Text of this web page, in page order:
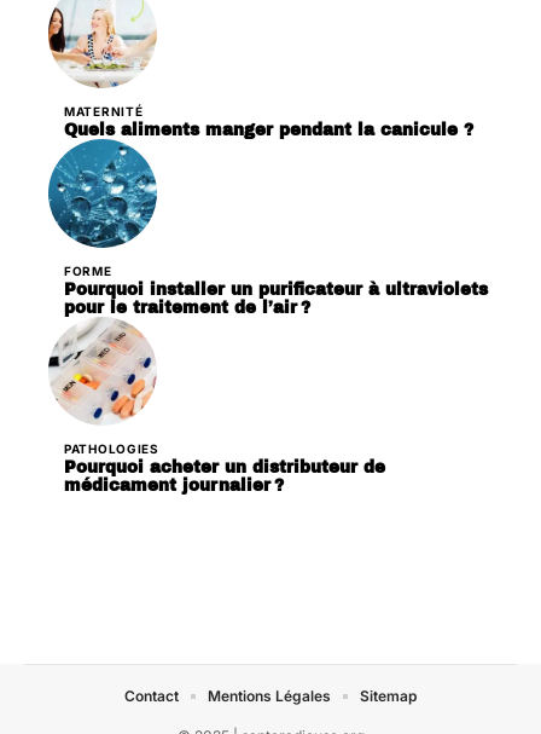
MATERNITÉ
Quels aliments manger pendant la canicule ?
FORME
Pourquoi installer un purificateur à ultraviolets
pour le traitement de l’air ?
PATHOLOGIES
Pourquoi acheter un distributeur de
médicament journalier ?
Contact Mentions Légales Sitemap